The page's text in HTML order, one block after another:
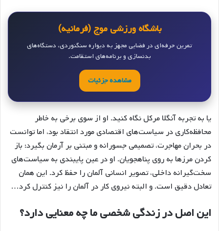
باشگاه ورزشی موج (فرمانیه)
تمرین حرفه‌ای در فضایی مجهز به دیواره سنگنوردی، دستگاه‌های
بدنسازی و برنامه‌های استقامت.
مشاهده جزئیات
یا به تجربه‌ آنگلا مرکل نگاه کنید. او از سوی برخی به خاطر
محافظه‌کاری در سیاست‌های اقتصادی مورد انتقاد بود، اما توانست
در بحران مهاجرت، تصمیمی جسورانه و مبتنی بر آرمان بگیرد: باز
کردن مرزها به روی پناهجویان. او در عین پایبندی به سیاست‌های
سخت‌گیرانه داخلی، تصویر انسانی آلمان را حفظ کرد. این همان
تعادل دقیق است. و البته نیروی کار در آلمان را نیز کنترل کرد…
این اصل در زندگی شخصی ما چه معنایی دارد؟